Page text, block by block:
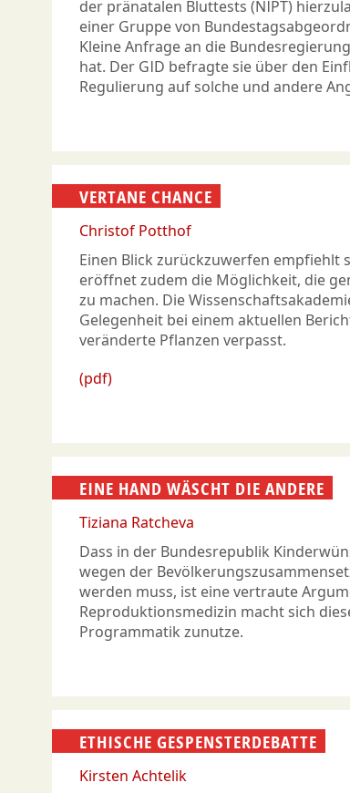
der pränatalen Bluttests (NIPT)
einer Gruppe von
Kleine Anfrage an die
hat. Der GID befragte sie über den
Regulierung auf solche und andere
VERTANE CHANCE
Christof Potthof
Einen Blick zurückzuwerfen empfiehlt
eröffnet zudem die Möglichkeit, die
zu machen. Die
Gelegenheit bei einem aktuellen
veränderte Pflanzen verpasst.
(pdf)
EINE HAND WÄSCHT DIE ANDERE
Tiziana Ratcheva
Dass in der Bundesrepublik
wegen der
werden muss, ist eine vertraute
Reproduktionsmedizin macht sich
Programmatik zunutze.
ETHISCHE GESPENSTERDEBATTE
Kirsten Achtelik